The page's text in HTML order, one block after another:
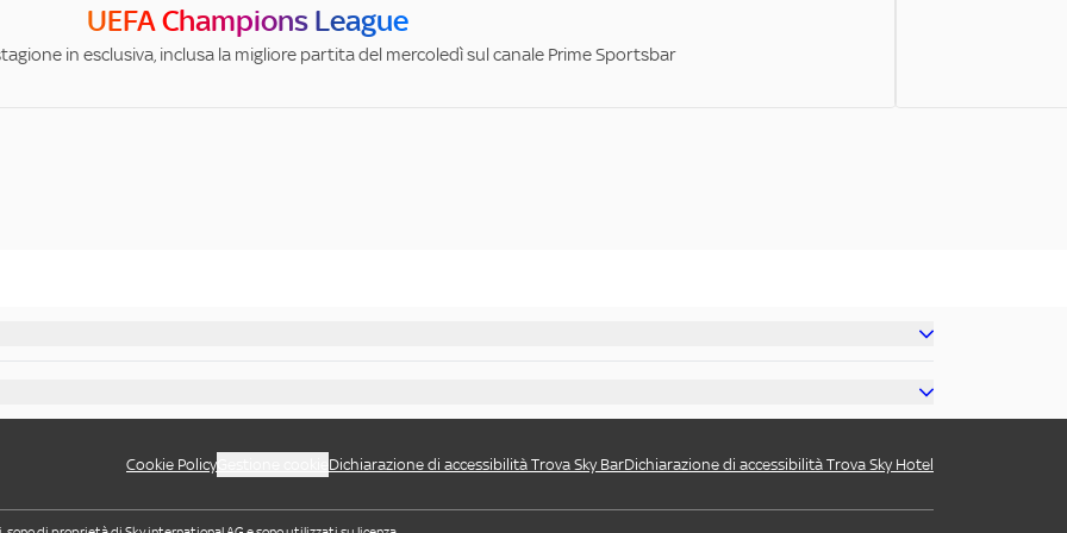
UEFA Champions League
in esclusiva, inclusa la migliore partita del mercoledì sul canale Prime Sportsbar
Cookie Policy Dichiarazione di accessibilità Trova Sky BarDichiarazione di accessibilità Trova Sky Hotel